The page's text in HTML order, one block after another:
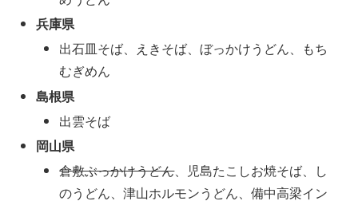
兵庫県
出石皿そば、えきそば、ぼっかけうどん、もち
むぎめん
島根県
出雲そば
岡山県
倉敷ぶっかけうどん、児島たこしお焼そば、し
のうどん、津山ホルモンうどん、備中高梁イン